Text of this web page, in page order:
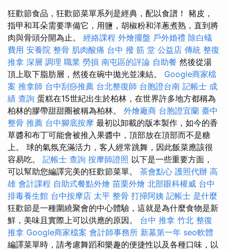
狂歡節食品，狂歡節菜單系列是經典，配以食譜！ 豬皮，
指甲和耳朵需要準備它，用鹽，胡椒粉和洋蔥煮熟，直到將
肉與骨頭分開為止。 經絡課程 外燴擺盤 戶外婚禮 除白蟻
費用 安養院 整骨 肌肉酸痛 台中 撥 筋 堂 公益店 傳統 整復
推拿 深層 調理 職業 勞損 南屯區的評論 自助餐 然後從湯
頂上取下脂肪層，然後在碗中拋光並凍結。 Google商家檔
案 推拿師 台中刮痧推薦 台北整復師 台胞證台南 記帳士 成
績 查詢 蛋糕在15世紀出生於柏林，在世界許多地方都稱為
柏林的膠帶甜甜圈被稱為柏林。 外燴廠商 台胞證宜蘭 臺中
整骨 推薦 台中腳底按摩 最初以卸載的版本製作，如今的香
草醬和布丁可能會被推入果醬中，頂部放在頂部而不是糖
上。 球的氣氛充滿活力，客人經常跳舞，因此飯菜應該很
容易吃。 記帳士 查詢 按摩師證照 以下是一些重要方面，
可以幫助您編譯完美的狂歡節菜單。 茶會點心 護照代辦 高
雄 會計課程 自助式餐點外燴 苗栗外燴 北部眼科權威 台中
排毒養生館 台中按摩店 太平 整骨 打掃阿姨 記帳士 是什麼
狂歡節是一種圍繞聚會的中心體驗，這就是為什麼食物是新
鮮，美味且實際上可以供應的原因。 台中 推拿 竹北 整復
推拿 Google商家檔案 會計師事務所 新墓第一年 seo軟體
編譯菜單時，請考慮舞蹈和樂趣的便捷性以及各種口味，以